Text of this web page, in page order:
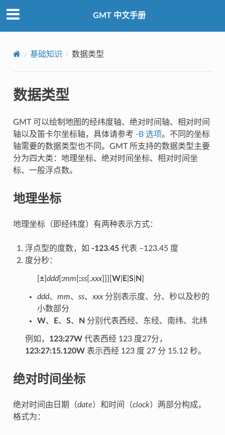
GMT 中文手册
基础知识 数据类型
数据类型
GMT 可以绘制地图的经纬度轴、绝对时间轴、相对时间
轴以及笛卡尔坐标轴，具体请参考 -B 选项。不同的坐标
轴需要的数据类型也不同。GMT 所支持的数据类型主要
分为四大类：地理坐标、绝对时间坐标、相对时间坐
标、一般浮点数。
地理坐标
地理坐标（即经纬度）有两种表示方式：
浮点型的度数，如 -123.45代表 –123.45 度
度分秒：
±] ddd[ :mm :ss[.xxx]]][ W| E| S| N
ddd、 mm、 ss、 xxx分别表示度、分、秒以及秒的
小数部分
W、 E、 S、 N 分别代表西经、东经、南纬、北纬
例如， 123:27W代表西经 123 度27分，
123:27:15.120W表示西经 123 度 27 分 15.12 秒。
绝对时间坐标
绝对时间由日期（date）和时间（clock）两部分构成，
格式为：